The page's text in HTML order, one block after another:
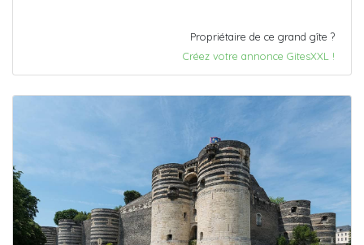
Propriétaire de ce grand gîte ?
Créez votre annonce GitesXXL !